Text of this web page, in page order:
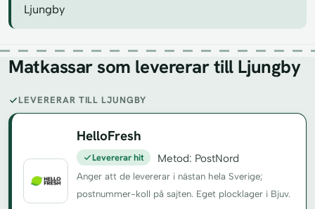
Ljungby
Matkassar som levererar till Ljungby
LEVERERAR TILL LJUNGBY
HelloFresh
Levererar hit Metod: PostNord
Anger att de levererar i nästan hela Sverige;
postnummer-koll på sajten. Eget plocklager i Bjuv.